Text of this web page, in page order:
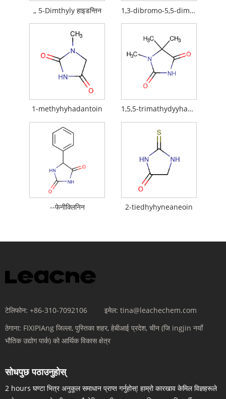
,, 5-Dimthyly हाइडन्तिन 1,3-dibromo-5,5-dimhythyhyhaneyneinoin
1-methyhyhadantoin 1,5,5-trimathydyyhaneyine
--फेनीक्लिनिन 2-tiedhyhyneaneoin
टेलिफोन: +86-310-7092106 इमेल: tina@leachechem.com
ठेगाना: FIXIPIAng जिल्ला, पुस्तिका शहर, हेबीआई प्रदेश, चीन (जि ingjin नयाँ
भौतिक उद्योग पार्क) को आर्थिक विकास क्षेत्र
सोधपुछ पठाउनुहोस्
2 hours घण्टा भित्र अनुकूल समाधान प्राप्त गर्नुहोस्! हाम्रो कारखाव केमिल विज्ञहरूले